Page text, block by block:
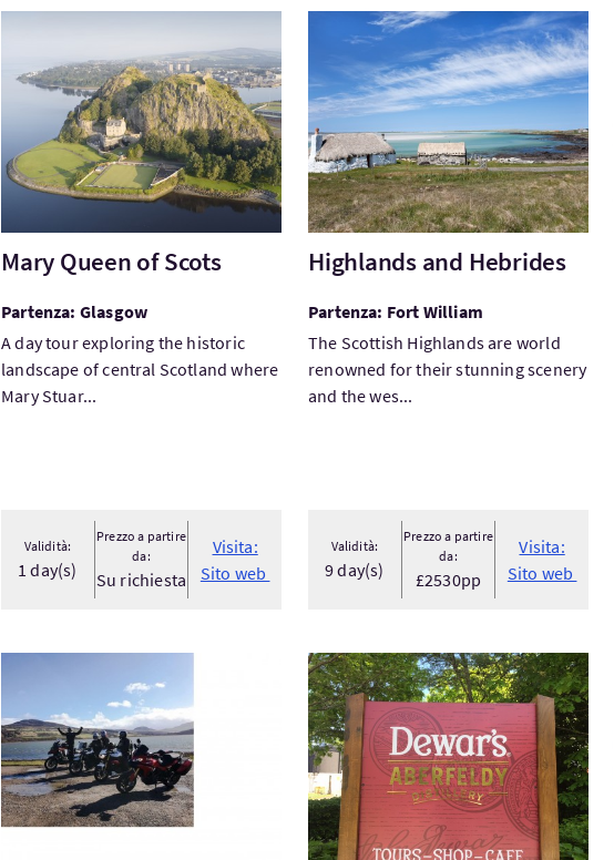
Mary Queen of Scots
Partenza: Glasgow
A day tour exploring the historic
landscape of central Scotland where
Mary Stuar...
Validità:
1 day(s)
Prezzo a partire
da:
Su richiesta
Visita:
Sito web
Visita:Highlands and Hebrides
Highlands and Hebrides
Partenza: Fort William
The Scottish Highlands are world
renowned for their stunning scenery
and the wes...
Validità:
9 day(s)
Prezzo a partire
da:
£2530pp
Visita:
Sito web
Visita:Whisky Tours